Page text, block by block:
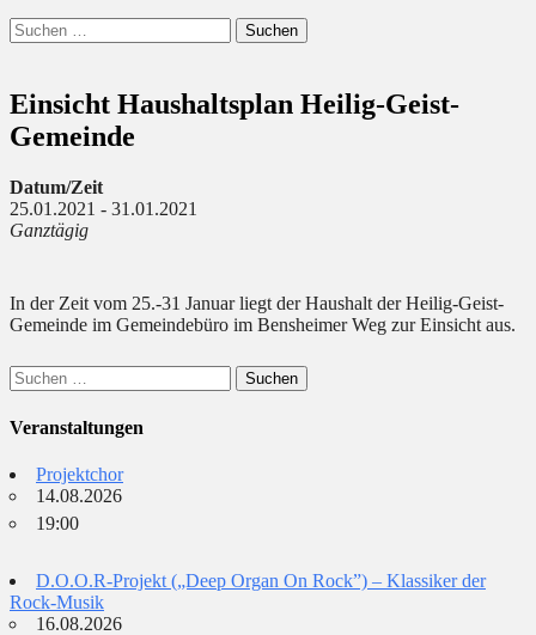
Suchen
Suchen
nach:
Einsicht Haushaltsplan Heilig-Geist-
Gemeinde
Datum/Zeit
25.01.2021 - 31.01.2021
Ganztägig
In der Zeit vom 25.-31 Januar liegt der Haushalt der Heilig-Geist-
Gemeinde im Gemeindebüro im Bensheimer Weg zur Einsicht aus.
Suchen
nach:
Veranstaltungen
Projektchor
14.08.2026
19:00
D.O.O.R-Projekt („Deep Organ On Rock”) – Klassiker der
Rock-Musik
16.08.2026